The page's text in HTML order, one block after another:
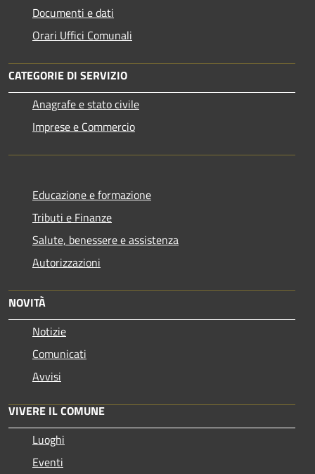
Documenti e dati
Orari Uffici Comunali
CATEGORIE DI SERVIZIO
Anagrafe e stato civile
Imprese e Commercio
Educazione e formazione
Tributi e Finanze
Salute, benessere e assistenza
Autorizzazioni
NOVITÀ
Notizie
Comunicati
Avvisi
VIVERE IL COMUNE
Luoghi
Eventi